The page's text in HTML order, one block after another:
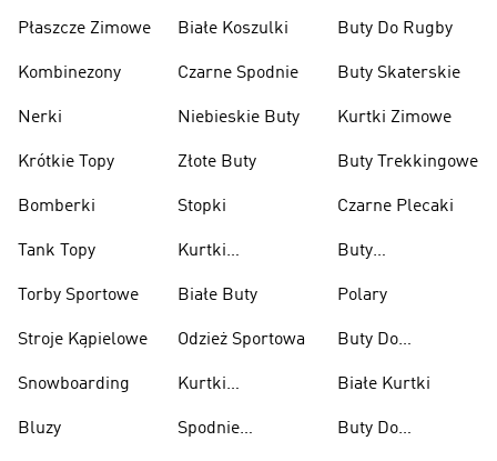
Płaszcze Zimowe
Kombinezony
Nerki
Krótkie Topy
Bomberki
Tank Topy
Torby Sportowe
Stroje Kąpielowe
Snowboarding
Bluzy
Białe Koszulki
Czarne Spodnie
Niebieskie Buty
Złote Buty
Stopki
Kurtki
Białe Buty
Odzież Sportowa
Kurtki
Spodnie
Buty Do Rugby
Buty Skaterskie
Kurtki Zimowe
Buty Trekkingowe
Czarne Plecaki
Buty
Polary
Buty Do
Ciężarów
Białe Kurtki
Buty Do